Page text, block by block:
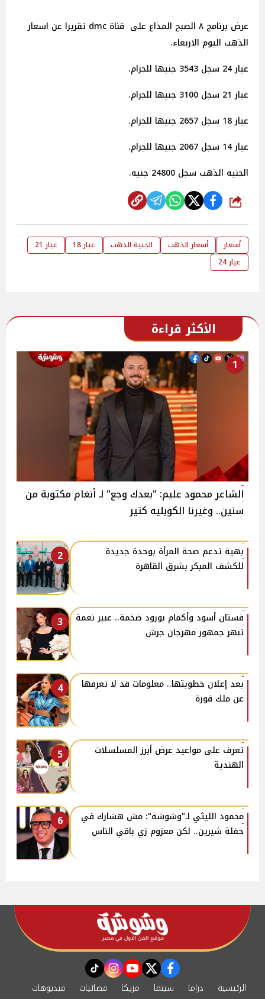
عرض برنامج ٨ الصبح المذاع على قناة dmc تقريرا عن اسعار
الذهب اليوم الاربعاء.
عيار 24 سجل 3543 جنيها للجرام.
عيار 21 سجل 3100 جنيها للجرام.
عيار 18 سجل 2657 جنيها للجرام.
عيار 14 سجل 2067 جنيها للجرام.
الجنيه الذهب سجل 24800 جنيه.
شارك
أسعار أسعار الذهب الجنية الذهب عيار 18
عيار 21
عيار 24
الأكثر قراءة
1
الشاعر محمود عليم: "بعدك وجع" لـ أنغام مكتوبة من
سنين.. وغيرنا الكوبليه كتير
2
بهية تدعم صحة المرأة بوحدة جديدة
للكشف المبكر بشرق القاهرة
3
فستان أسود وأكمام بورود ضخمة.. عبير نعمة
تبهر جمهور مهرجان جرش
4
بعد إعلان خطوبتها.. معلومات قد لا تعرفها
عن ملك قورة
5
تعرف على مواعيد عرض أبرز المسلسلات
الهندية
6
محمود الليثي لـ"وشوشة": مش هشارك في
حفلة شيرين.. لكن معزوم زي باقي الناس
facebook
twitter
youtube
instagram
tiktok
الرئيسية دراما سينما مزيكا فضائيات فيديوهات